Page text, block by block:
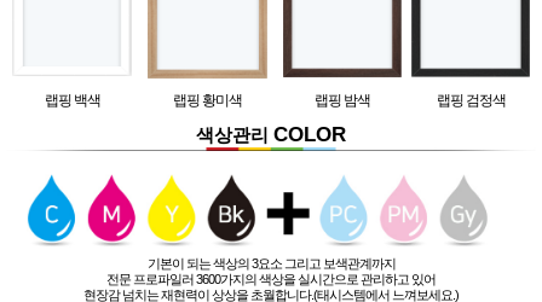
랩핑 백색 랩핑 황미색 랩핑 밤색 랩핑 검정색
색상관리 COLOR
기본이 되는 색상의 3요소 그리고 보색관계까지
전문 프로파일러 3600가지의 색상을 실시간으로 관리하고 있어
현장감 넘치는 재현력이 상상을 초월합니다.(태시스템에서 느껴보세요.)